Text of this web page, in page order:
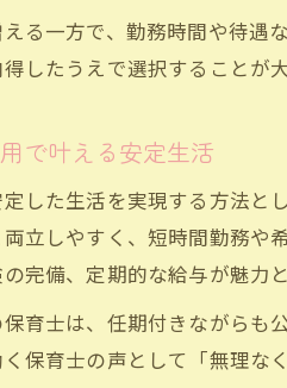
る一方で、勤務時間や待
したうえで選択することが大
で叶える安定生活
した生活を実現する方法
立しやすく、短時間勤務
完備、定期的な給与が魅力と
育士は、任期付きながら
保育士の声として「無理な